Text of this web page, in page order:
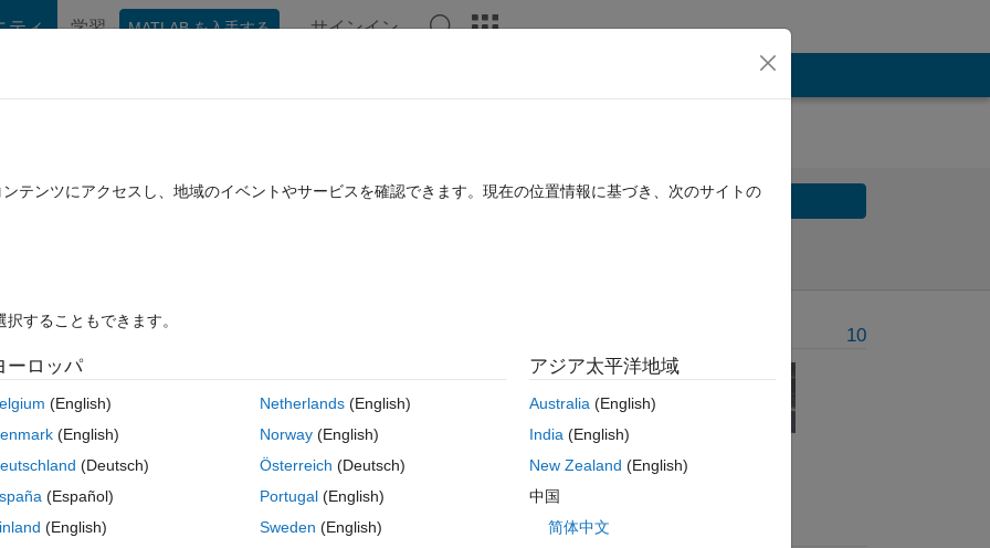
ティ 学習 MATLAB を入手する サインイン
Solve
the matrix. Keep the first occurrence.
pairs.
10
Suggested Problems
テンツにアクセスし、地域のイベントやサービスを確認できます。現在の位置情報に基づき、次のサイトの
することもできます。
ーロッパ
(English)
(English)
(Deutsch)
(Español)
(English)
Netherlands(English)
Norway(English)
Österreich (Deutsch)
Portugal(English)
Sweden (English)
アジア太平洋地域
Australia(English)
India(English)
New Zealand (English)
中国
简体中文